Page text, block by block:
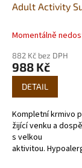
Adult Activity
Momentálně
882 Kč bez DPH
988 Kč
DETAIL
Kompletní krmivo
žijící venku a
s velkou
aktivitou.